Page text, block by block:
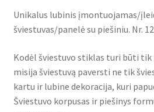
Unikalus lubinis įmontuojamas/
šviestuvas/panelė su piešiniu. Nr.
Kodėl šviestuvo stiklas turi būti tik
misija šviestuvą paversti ne tik
kartu ir lubine dekoracija, kuri
Šviestuvo korpusas ir piešinys